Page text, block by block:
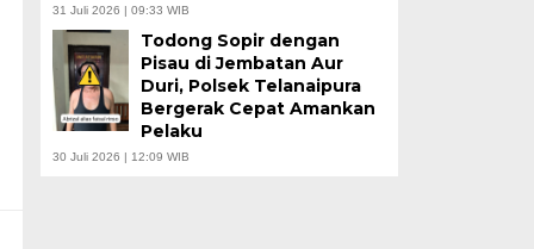
31 Juli 2026 | 09:33 WIB
Todong Sopir dengan
Pisau di Jembatan Aur
Duri, Polsek Telanaipura
Bergerak Cepat Amankan
Pelaku
30 Juli 2026 | 12:09 WIB